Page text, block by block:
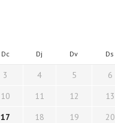
Dc Dj Dv Ds
3 4 5 6
10 11 12 13
17 18 19 20